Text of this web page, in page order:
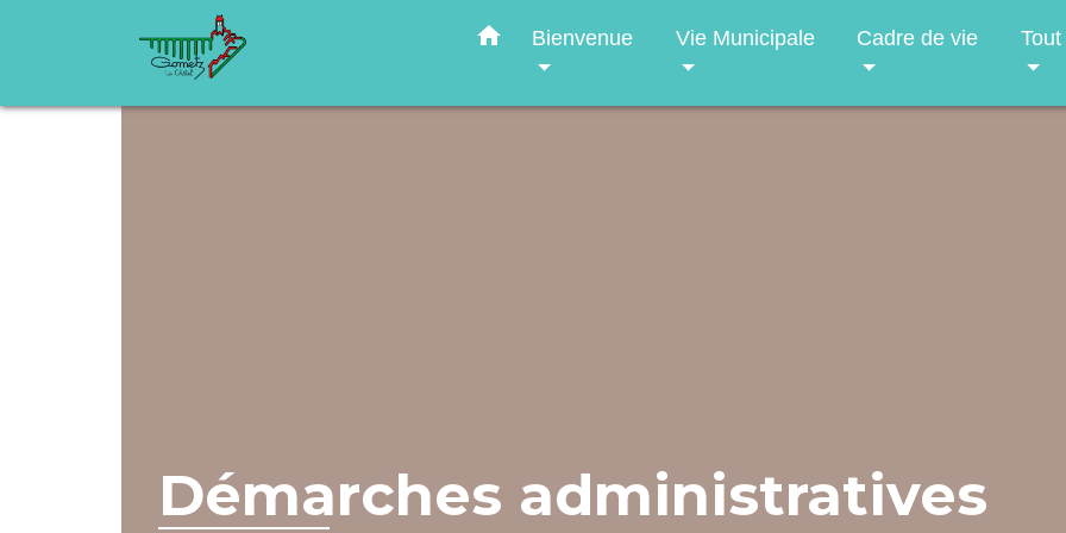
home Bienvenue Vie Municipale Cadre de vie
Démarches administratives